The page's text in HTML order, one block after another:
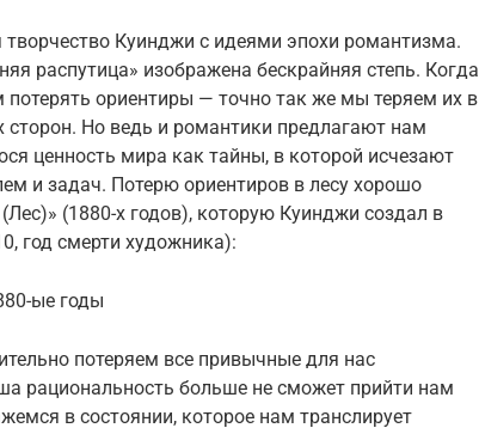
Куинджи с идеями эпохи романтизма.
распутица» изображена бескрайняя степь. Когда
ориентиры — точно так же мы теряем их в
сторон. Но ведь и романтики предлагают нам
ценность мира как тайны, в которой исчезают
и задач. Потерю ориентиров в лесу хорошо
(1880-х годов), которую Куинджи создал в
год смерти художника):
ые годы
потеряем все привычные для нас
рациональность больше не сможет прийти нам
в состоянии, которое нам транслирует